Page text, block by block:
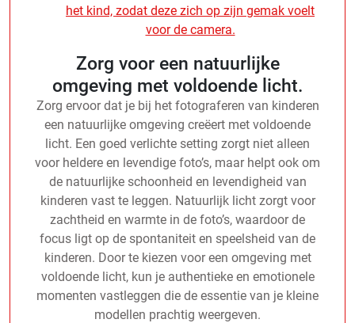
het kind, zodat deze zich op zijn gemak voelt
voor de camera.
Zorg voor een natuurlijke
omgeving met voldoende licht.
Zorg ervoor dat je bij het fotograferen van kinderen
een natuurlijke omgeving creëert met voldoende
licht. Een goed verlichte setting zorgt niet alleen
voor heldere en levendige foto’s, maar helpt ook om
de natuurlijke schoonheid en levendigheid van
kinderen vast te leggen. Natuurlijk licht zorgt voor
zachtheid en warmte in de foto’s, waardoor de
focus ligt op de spontaniteit en speelsheid van de
kinderen. Door te kiezen voor een omgeving met
voldoende licht, kun je authentieke en emotionele
momenten vastleggen die de essentie van je kleine
modellen prachtig weergeven.